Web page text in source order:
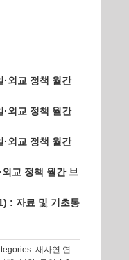
외교 정책 월간
외교 정책 월간
외교 정책 월간
교 정책 월간 브
: 자료 및 기초통
새사연 연